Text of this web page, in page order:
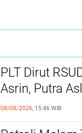
PLT Dirut
Asrin, Putra
Pelayanan
08/08/2026, 15:46 WIB